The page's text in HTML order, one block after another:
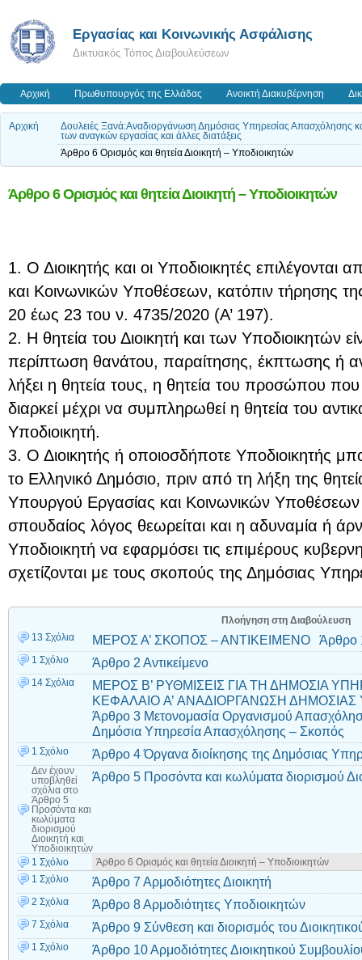
Εργασίας και Κοινωνικής Ασφάλισης
Δικτυακός Τόπος Διαβουλεύσεων
Αρχική Πρωθυπουργός της Ελλάδας Ανοικτή Διακυβέρνηση
Αρχική
Δουλειές Ξανά:Αναδιοργάνωση Δημόσιας Υπηρεσίας Απασχόλησης
των αναγκών εργασίας και άλλες διατάξεις
Άρθρο 6 Ορισμός και θητεία Διοικητή – Υποδιοικητών
Άρθρο 6 Ορισμός και θητεία Διοικητή – Υποδιοικητών
1. Ο Διοικητής και οι Υποδιοικητές
και Κοινωνικών Υποθέσεων, κατόπιν τήρησης
20 έως 23 του ν. 4735/2020 (Α’ 197).
2. Η θητεία του Διοικητή και των Υποδιοικητών
περίπτωση θανάτου, παραίτησης, έκπτωσης ή
λήξει η θητεία τους, η θητεία του προσώπου που
διαρκεί μέχρι να συμπληρωθεί η θητεία του
Υποδιοικητή.
3. Ο Διοικητής ή οποιοσδήποτε Υποδιοικητής
το Ελληνικό Δημόσιο, πριν από τη λήξη της
Υπουργού Εργασίας και Κοινωνικών
σπουδαίος λόγος θεωρείται και η αδυναμία ή
Υποδιοικητή να εφαρμόσει τις επιμέρους
σχετίζονται με τους σκοπούς της Δημόσιας
Πλοήγηση στη Διαβούλευση
13 Σχόλια
ΜΕΡΟΣ Α’ ΣΚΟΠΟΣ – ΑΝΤΙΚΕΙΜΕΝΟ Άρθρο
1 Σχόλιο Άρθρο 2 Αντικείμενο
14 Σχόλια
ΜΕΡΟΣ Β’ ΡΥΘΜΙΣΕΙΣ ΓΙΑ ΤΗ ΔΗΜΟΣΙΑ
ΚΕΦΑΛΑΙΟ A’ ΑΝΑΔΙΟΡΓΑΝΩΣΗ
Άρθρο 3 Μετονομασία Οργανισμού
Δημόσια Υπηρεσία Απασχόλησης – Σκοπός
1 Σχόλιο Άρθρο 4 Όργανα διοίκησης της Δημόσιας
Δεν έχουν
υποβληθεί
σχόλια στο
Άρθρο 5
Προσόντα και
κωλύματα
διορισμού
Διοικητή και
Υποδιοικητών
Άρθρο 5 Προσόντα και κωλύματα διορισμού
1 Σχόλιο
Άρθρο 6 Ορισμός και θητεία Διοικητή – Υποδιοικητών
1 Σχόλιο
Άρθρο 7 Αρμοδιότητες Διοικητή
2 Σχόλια Άρθρο 8 Αρμοδιότητες Υποδιοικητών
7 Σχόλια Άρθρο 9 Σύνθεση και διορισμός του
1 Σχόλιο Άρθρο 10 Αρμοδιότητες Διοικητικού